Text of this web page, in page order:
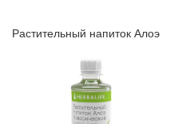
Растительный напиток Алоэ